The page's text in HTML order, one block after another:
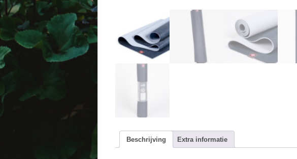
Beschrijving Extra informatie